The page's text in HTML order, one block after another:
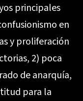
principales
en
y proliferación
2) poca
de anarquía,
para la